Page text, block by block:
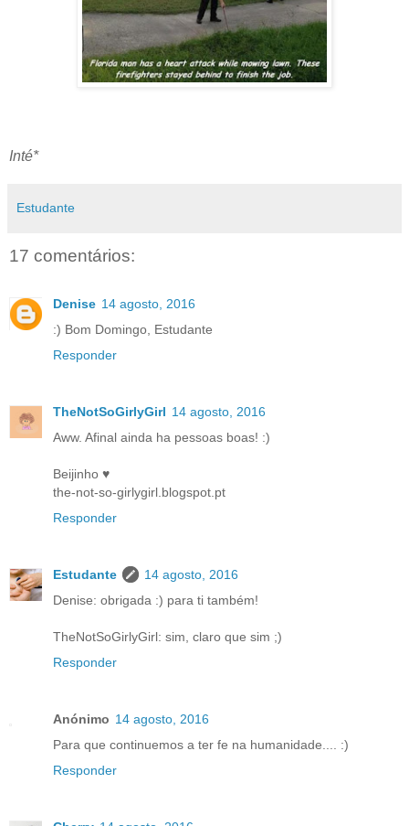
Inté*
Estudante
17 comentários:
Denise 14 agosto, 2016
:) Bom Domingo, Estudante
Responder
TheNotSoGirlyGirl 14 agosto, 2016
Aww. Afinal ainda ha pessoas boas! :)
Beijinho ♥
the-not-so-girlygirl.blogspot.pt
Responder
Estudante
14 agosto, 2016
Denise: obrigada :) para ti também!
TheNotSoGirlyGirl: sim, claro que sim ;)
Responder
Anónimo 14 agosto, 2016
Para que continuemos a ter fe na humanidade.... :)
Responder